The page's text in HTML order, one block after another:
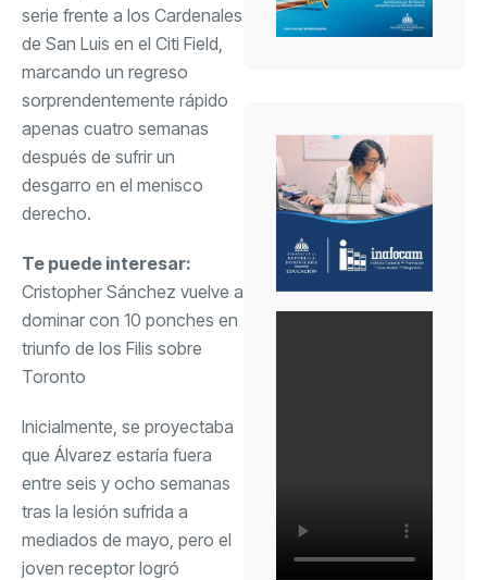
serie frente a los Cardenales
de San Luis en el Citi Field,
marcando un regreso
sorprendentemente rápido
apenas cuatro semanas
después de sufrir un
desgarro en el menisco
derecho.
Te puede interesar:
Cristopher Sánchez vuelve a
dominar con 10 ponches en
triunfo de los Filis sobre
Toronto
Inicialmente, se proyectaba
que Álvarez estaría fuera
entre seis y ocho semanas
tras la lesión sufrida a
mediados de mayo, pero el
joven receptor logró